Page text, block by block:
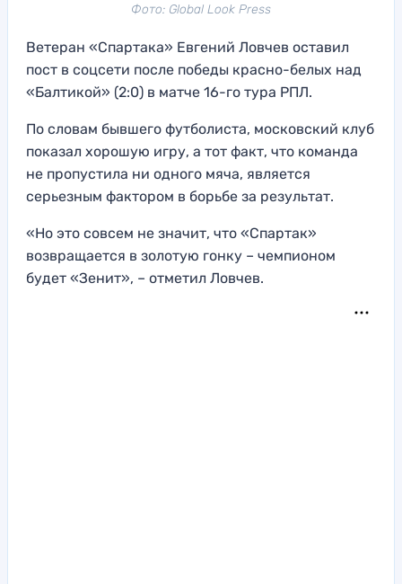
Фото: Global Look Press
Ветеран «Спартака» Евгений Ловчев оставил
пост в соцсети после победы красно-белых над
«Балтикой» (2:0) в матче 16-го тура РПЛ.
По словам бывшего футболиста, московский клуб
показал хорошую игру, а тот факт, что команда
не пропустила ни одного мяча, является
серьезным фактором в борьбе за результат.
«Но это совсем не значит, что «Спартак»
возвращается в золотую гонку – чемпионом
будет «Зенит», – отметил Ловчев.